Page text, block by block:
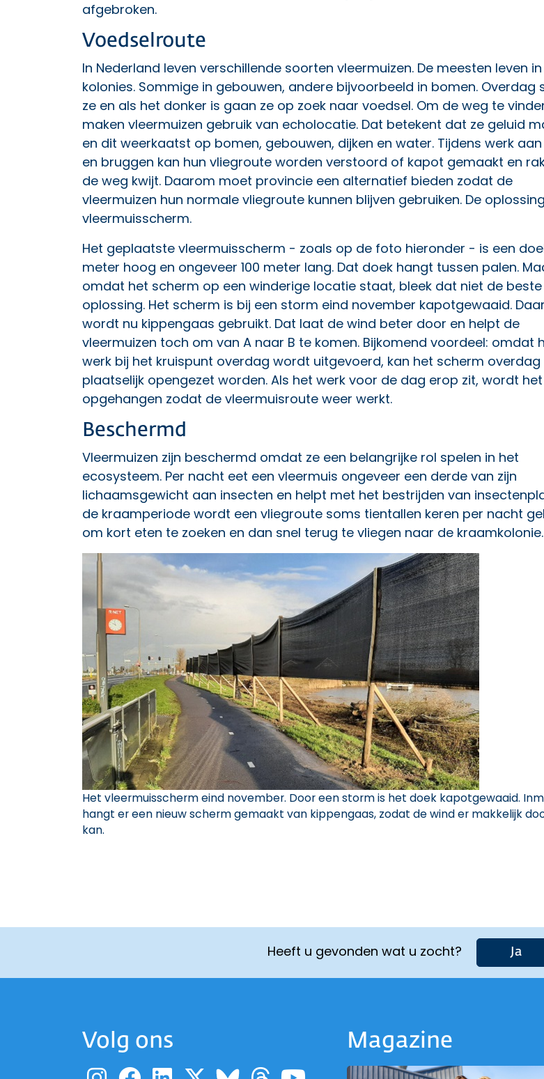
afgebroken.
Voedselroute
In Nederland leven verschillende soorten vleermuizen. De meesten leven in
kolonies. Sommige in gebouwen, andere bijvoorbeeld in bomen. Overdag
ze en als het donker is gaan ze op zoek naar voedsel. Om de weg te
maken vleermuizen gebruik van echolocatie. Dat betekent dat ze geluid
en dit weerkaatst op bomen, gebouwen, dijken en water. Tijdens werk
en bruggen kan hun vliegroute worden verstoord of kapot gemaakt en
de weg kwijt. Daarom moet provincie een alternatief bieden zodat de
vleermuizen hun normale vliegroute kunnen blijven gebruiken. De
vleermuisscherm.
Het geplaatste vleermuisscherm - zoals op de foto hieronder - is een
meter hoog en ongeveer 100 meter lang. Dat doek hangt tussen palen.
omdat het scherm op een winderige locatie staat, bleek dat niet de beste
oplossing. Het scherm is bij een storm eind november kapotgewaaid.
wordt nu kippengaas gebruikt. Dat laat de wind beter door en helpt de
vleermuizen toch om van A naar B te komen. Bijkomend voordeel: omdat
werk bij het kruispunt overdag wordt uitgevoerd, kan het scherm overdag
plaatselijk opengezet worden. Als het werk voor de dag erop zit, wordt
opgehangen zodat de vleermuisroute weer werkt.
Beschermd
Vleermuizen zijn beschermd omdat ze een belangrijke rol spelen in het
ecosysteem. Per nacht eet een vleermuis ongeveer een derde van zijn
lichaamsgewicht aan insecten en helpt met het bestrijden van
de kraamperiode wordt een vliegroute soms tientallen keren per nacht
om kort eten te zoeken en dan snel terug te vliegen naar de kraamkolonie.
Het vleermuisscherm eind november. Door een storm is het doek kapotgewaaid.
hangt er een nieuw scherm gemaakt van kippengaas, zodat de wind er makkelijk
kan.
Heeft u gevonden wat u zocht? Ja
Volg ons
Magazine